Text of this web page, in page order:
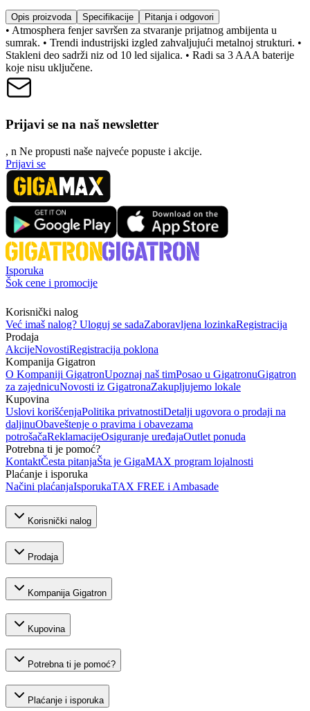
Opis proizvoda Specifikacije Pitanja i odgovori
• Atmosphera fenjer savršen za stvaranje prijatnog ambijenta u
sumrak. • Trendi industrijski izgled zahvaljujući metalnoj strukturi. •
Stakleni deo sadrži niz od 10 led sijalica. • Radi sa 3 AAA baterije
koje nisu uključene.
Prijavi se na naš newsletter
, n Ne propusti naše najveće popuste i akcije.
Prijavi se
Isporuka
Šok cene i promocije
Korisnički nalog
Već imaš nalog? Uloguj se sadaZaboravljena lozinkaRegistracija
Prodaja
AkcijeNovostiRegistracija poklona
Kompanija Gigatron
O Kompaniji GigatronUpoznaj naš timPosao u GigatronuGigatron
za zajednicuNovosti iz GigatronaZakupljujemo lokale
Kupovina
Uslovi korišćenjaPolitika privatnostiDetalji ugovora o prodaji na
daljinuObaveštenje o pravima i obavezama
potrošačaReklamacijeOsiguranje uređajaOutlet ponuda
Potrebna ti je pomoć?
KontaktČesta pitanjaŠta je GigaMAX program lojalnosti
Plaćanje i isporuka
Načini plaćanjaIsporukaTAX FREE i Ambasade
Korisnički nalog
Prodaja
Kompanija Gigatron
Kupovina
Potrebna ti je pomoć?
Plaćanje i isporuka